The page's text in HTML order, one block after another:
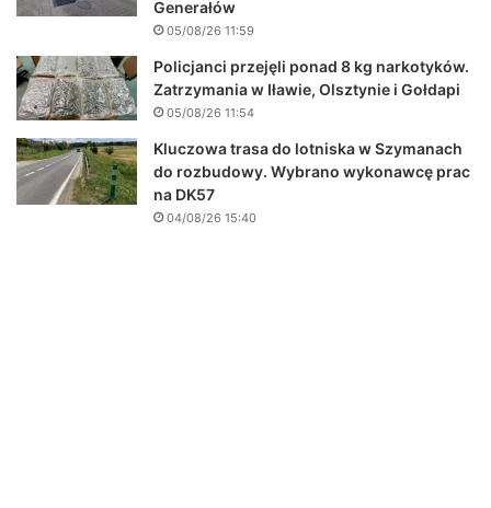
Generałów
05/08/26 11:59
Policjanci przejęli ponad 8 kg narkotyków.
Zatrzymania w Iławie, Olsztynie i Gołdapi
05/08/26 11:54
Kluczowa trasa do lotniska w Szymanach
do rozbudowy. Wybrano wykonawcę prac
na DK57
04/08/26 15:40